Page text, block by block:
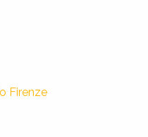
Firenze